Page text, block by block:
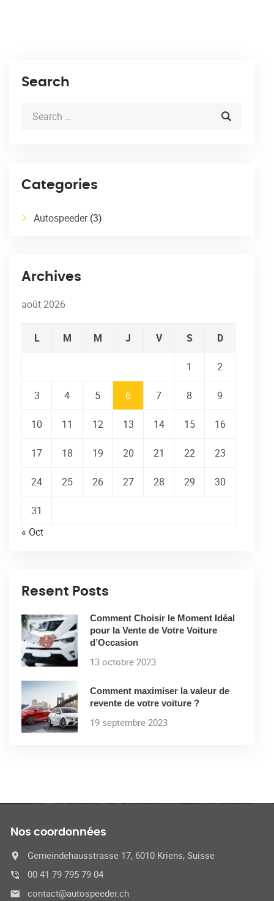
Search
Categories
Autospeeder(3)
Archives
août 2026
L M M J V S D
1 2
3 4 5 6 7 8 9
10 11 12 13 14 15 16
17 18 19 20 21 22 23
24 25 26 27 28 29 30
31
« Oct
Resent Posts
Comment Choisir le Moment Idéal
pour la Vente de Votre Voiture
d’Occasion
13 octobre 2023
Comment maximiser la valeur de
revente de votre voiture ?
19 septembre 2023
Nos coordonnées
Gemeindehausstrasse 17, 6010 Kriens, Suisse
00 41 79 795 79 04
contact@autospeeder.ch